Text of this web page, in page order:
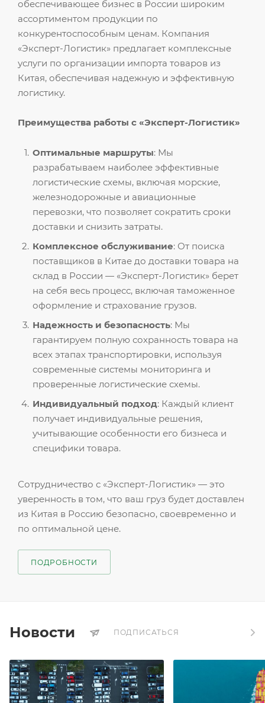
обеспечивающее бизнес в России широким
ассортиментом продукции по
конкурентоспособным ценам. Компания
«Эксперт-Логистик» предлагает комплексные
услуги по организации импорта товаров из
Китая, обеспечивая надежную и эффективную
логистику.
Преимущества работы с «Эксперт-Логистик»
Оптимальные маршруты: Мы
разрабатываем наиболее эффективные
логистические схемы, включая морские,
железнодорожные и авиационные
перевозки, что позволяет сократить сроки
доставки и снизить затраты.
Комплексное обслуживание: От поиска
поставщиков в Китае до доставки товара на
склад в России — «Эксперт-Логистик» берет
на себя весь процесс, включая таможенное
оформление и страхование грузов.
Надежность и безопасность: Мы
гарантируем полную сохранность товара на
всех этапах транспортировки, используя
современные системы мониторинга и
проверенные логистические схемы.
Индивидуальный подход: Каждый клиент
получает индивидуальные решения,
учитывающие особенности его бизнеса и
специфики товара.
Сотрудничество с «Эксперт-Логистик» — это
уверенность в том, что ваш груз будет доставлен
из Китая в Россию безопасно, своевременно и
по оптимальной цене.
ПОДРОБНОСТИ
Новости ПОДПИСАТЬСЯ